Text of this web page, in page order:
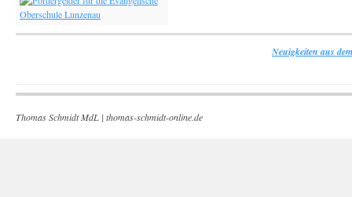
Neuigkeiten aus
Thomas Schmidt MdL | thomas-schmidt-online.de